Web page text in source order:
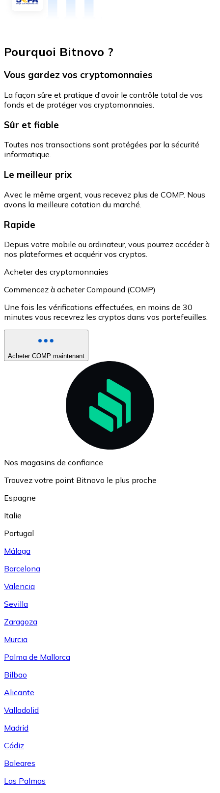
Pourquoi Bitnovo ?
Vous gardez vos cryptomonnaies
La façon sûre et pratique d'avoir le contrôle total de vos
fonds et de protéger vos cryptomonnaies.
Sûr et fiable
Toutes nos transactions sont protégées par la sécurité
informatique.
Le meilleur prix
Avec le même argent, vous recevez plus de COMP. Nous
avons la meilleure cotation du marché.
Rapide
Depuis votre mobile ou ordinateur, vous pourrez accéder à
nos plateformes et acquérir vos cryptos.
Acheter des cryptomonnaies
Commencez à acheter Compound (COMP)
Une fois les vérifications effectuées, en moins de 30
minutes vous recevrez les cryptos dans vos portefeuilles.
Acheter COMP maintenant
Nos magasins de confiance
Trouvez votre point Bitnovo le plus proche
Espagne
Italie
Portugal
Málaga
Barcelona
Valencia
Sevilla
Zaragoza
Murcia
Palma de Mallorca
Bilbao
Alicante
Valladolid
Madrid
Cádiz
Baleares
Las Palmas